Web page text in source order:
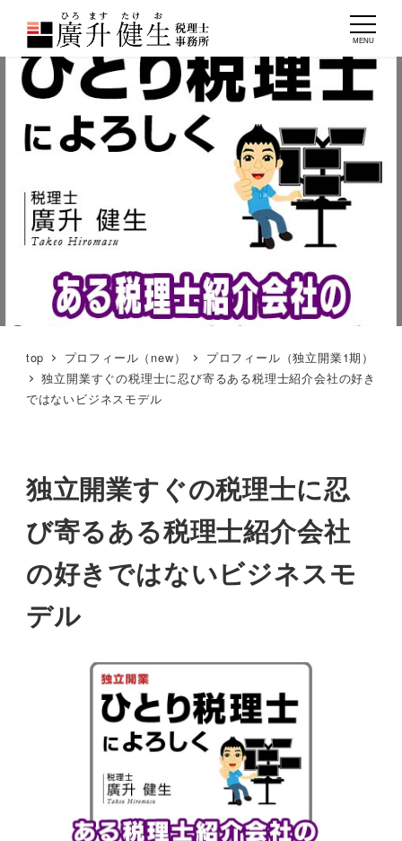
MENU
top プロフィール（new）
プロフィール（独立開業1期）
独立開業すぐの税理士に忍び寄るある税理士紹介会社の好き
ではないビジネスモデル
独立開業すぐの税理士に忍
び寄るある税理士紹介会社
の好きではないビジネスモ
デル